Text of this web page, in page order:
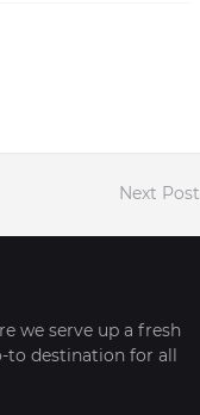
Next Post
we serve up a fresh
to destination for all